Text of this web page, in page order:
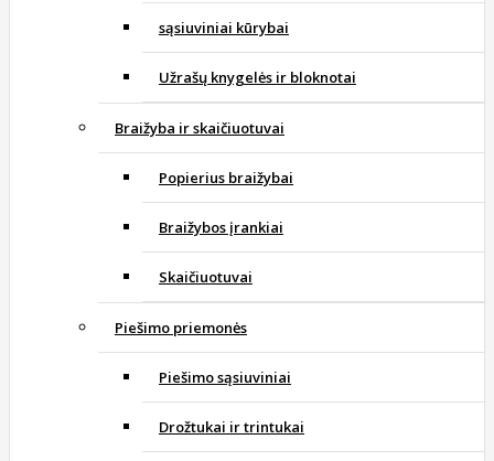
sąsiuviniai kūrybai
Užrašų knygelės ir bloknotai
Braižyba ir skaičiuotuvai
Popierius braižybai
Braižybos įrankiai
Skaičiuotuvai
Piešimo priemonės
Piešimo sąsiuviniai
Drožtukai ir trintukai